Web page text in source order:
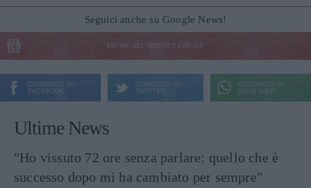
Seguici anche su Google News!
ENTRA NEL NOSTRO CANALE
CONDIVIDI SU
FACEBOOK
CONDIVIDI SU
TWITTER
CONDIVIDI SU
WHATSAPP
Ultime News
"Ho vissuto 72 ore senza parlare: quello che è
successo dopo mi ha cambiato per sempre"